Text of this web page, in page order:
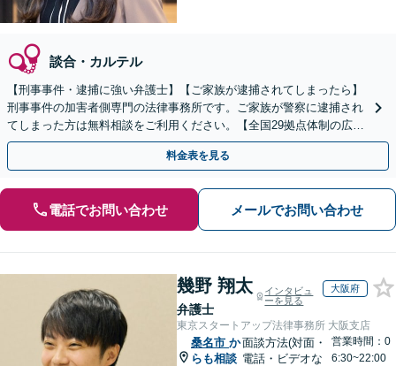
談合・カルテル
【刑事事件・逮捕に強い弁護士】【ご家族が逮捕されてしまったら】
刑事事件の加害者側専門の法律事務所です。ご家族が警察に逮捕され
てしまった方は無料相談をご利用ください。【全国29拠点体制の広域
対応】【弁護士待機中/当日中の電話相談可(予約制)】
料金表を見る
電話でお問い合わせ メールでお問い合わせ
幾野 翔太
弁護士
インタビュ
ーを見る
大阪府
東京スタートアップ法律事務所 大阪支店
桑名市 か
らも相談
面談方法(対面・
電話・ビデオな
営業時間：0
6:30~22:00